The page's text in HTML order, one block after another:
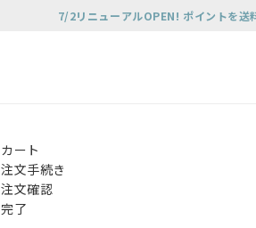
7/2リニューアルOPEN! ポイントを送
カート
注文手続き
注文確認
完了